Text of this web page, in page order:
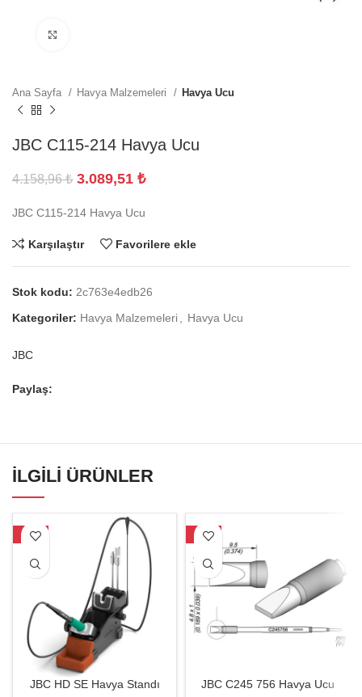
Ana Sayfa Havya Malzemeleri Havya Ucu
JBC C115-214 Havya Ucu
4.158,96₺ 3.089,51 ₺
JBC C115-214 Havya Ucu
Karşılaştır Favorilere ekle
Stok kodu: 2c763e4edb26
Kategoriler: Havya Malzemeleri Havya Ucu
JBC
Paylaş:
İLGILI ÜRÜNLER
-23%
JBC HD SE Havya Standı
-27%
JBC C245 756 Havya Ucu